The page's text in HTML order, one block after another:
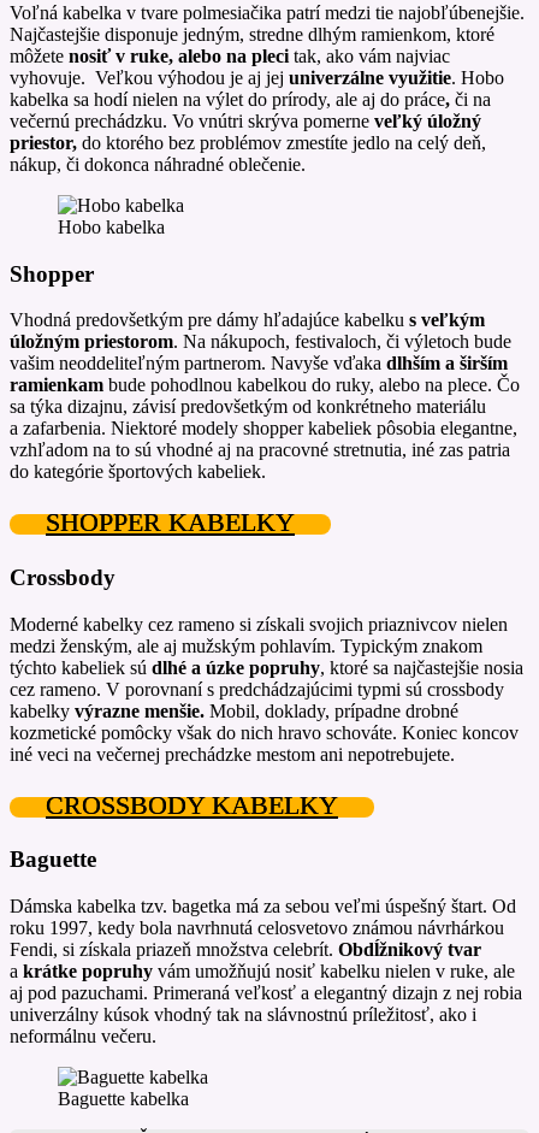
Voľná kabelka v tvare polmesiačika patrí medzi tie najobľúbenejšie.
Najčastejšie disponuje jedným, stredne dlhým ramienkom, ktoré
môžete nosiť v ruke, alebo na pleci tak, ako vám najviac
vyhovuje. Veľkou výhodou je aj jej univerzálne využitie. Hobo
kabelka sa hodí nielen na výlet do prírody, ale aj do práce, či na
večernú prechádzku. Vo vnútri skrýva pomerne veľký úložný
priestor, do ktorého bez problémov zmestíte jedlo na celý deň,
nákup, či dokonca náhradné oblečenie.
Hobo kabelka
Shopper
Vhodná predovšetkým pre dámy hľadajúce kabelku s veľkým
úložným priestorom. Na nákupoch, festivaloch, či výletoch bude
vašim neoddeliteľným partnerom. Navyše vďaka dlhším a širším
ramienkam bude pohodlnou kabelkou do ruky, alebo na plece. Čo
sa týka dizajnu, závisí predovšetkým od konkrétneho materiálu
a zafarbenia. Niektoré modely shopper kabeliek pôsobia elegantne,
vzhľadom na to sú vhodné aj na pracovné stretnutia, iné zas patria
do kategórie športových kabeliek.
SHOPPER KABELKY
Crossbody
Moderné kabelky cez rameno si získali svojich priaznivcov nielen
medzi ženským, ale aj mužským pohlavím. Typickým znakom
týchto kabeliek sú dlhé a úzke popruhy, ktoré sa najčastejšie nosia
cez rameno. V porovnaní s predchádzajúcimi typmi sú crossbody
kabelky výrazne menšie. Mobil, doklady, prípadne drobné
kozmetické pomôcky však do nich hravo schováte. Koniec koncov
iné veci na večernej prechádzke mestom ani nepotrebujete.
CROSSBODY KABELKY
Baguette
Dámska kabelka tzv. bagetka má za sebou veľmi úspešný štart. Od
roku 1997, kedy bola navrhnutá celosvetovo známou návrhárkou
Fendi, si získala priazeň množstva celebrít. Obdĺžnikový tvar
a krátke popruhy vám umožňujú nosiť kabelku nielen v ruke, ale
aj pod pazuchami. Primeraná veľkosť a elegantný dizajn z nej robia
univerzálny kúsok vhodný tak na slávnostnú príležitosť, ako i
neformálnu večeru.
Baguette kabelka